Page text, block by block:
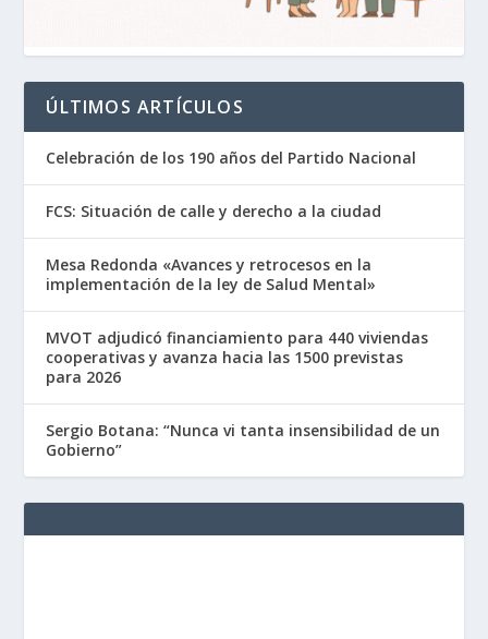
ÚLTIMOS ARTÍCULOS
Celebración de los 190 años del Partido Nacional
FCS: Situación de calle y derecho a la ciudad
Mesa Redonda «Avances y retrocesos en la
implementación de la ley de Salud Mental»
MVOT adjudicó financiamiento para 440 viviendas
cooperativas y avanza hacia las 1500 previstas
para 2026
Sergio Botana: “Nunca vi tanta insensibilidad de un
Gobierno”